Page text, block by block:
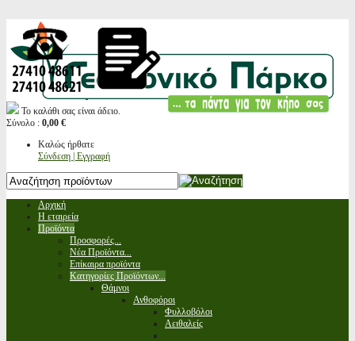
Το καλάθι σας είναι άδειο.
Σύνολο : 0,00 €
Καλώς ήρθατε
Σύνδεση | Εγγραφή
Αρχική
Η εταιρεία
Προϊόντα
Προσφορές...
Νέα Προϊόντα...
Επίκαιρα προϊόντα
Κατηγορίες Προϊόντων...
Θάμνοι
Ανθοφόροι
Φυλλοβόλοι
Αειθαλείς